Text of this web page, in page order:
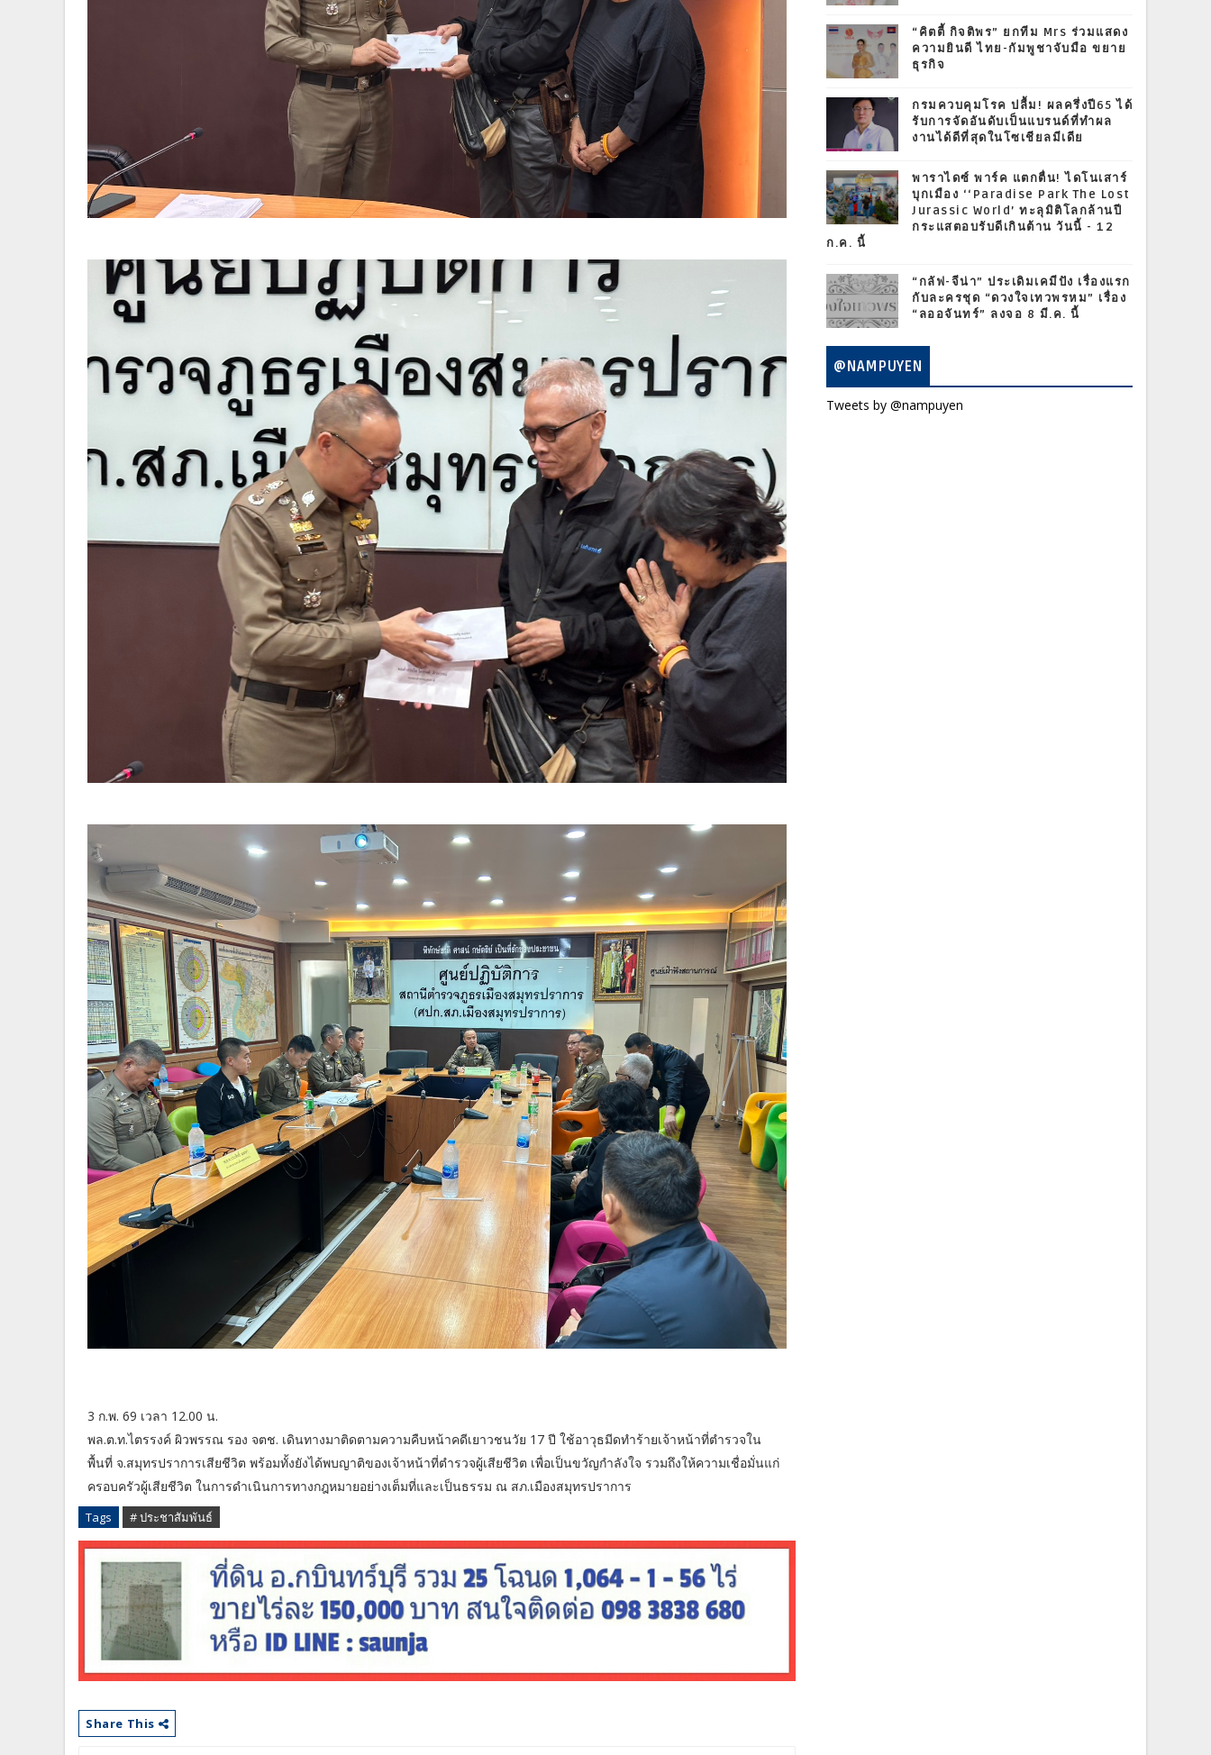
3 ก.พ. 69 เวลา 12.00 น.
พล.ต.ท.ไตรรงค์ ผิวพรรณ รอง จตช. เดินทางมาติดตามความคืบหน้าคดีเยาวชนวัย 17 ปี ใช้อาวุธมีดทำร้ายเจ้าหน้าที่ตำรวจใน
พื้นที่ จ.สมุทรปราการเสียชีวิต พร้อมทั้งยังได้พบญาติของเจ้าหน้าที่ตำรวจผู้เสียชีวิต เพื่อเป็นขวัญกำลังใจ รวมถึงให้ความเชื่อมั่นแก่
ครอบครัวผู้เสียชีวิต ในการดำเนินการทางกฎหมายอย่างเต็มที่และเป็นธรรม ณ สภ.เมืองสมุทรปราการ
Tags # ประชาสัมพันธ์
Share This
“คิตตี้ กิจติพร” ยกทีม Mrs ร่วมแสดง
ความยินดี ไทย-กัมพูชาจับมือ ขยาย
ธุรกิจ
กรมควบคุมโรค ปลื้ม! ผลครึ่งปี65 ได้
รับการจัดอันดับเป็นแบรนด์ที่ทำผล
งานได้ดีที่สุดในโซเชียลมีเดีย
พาราไดซ์ พาร์ค แตกตื่น! ไดโนเสาร์
บุกเมือง ‘‘Paradise Park The Lost
Jurassic World’ ทะลุมิติโลกล้านปี
กระแสตอบรับดีเกินต้าน วันนี้ - 12
ก.ค. นี้
“กลัฟ-จีน่า” ประเดิมเคมีปัง เรื่องแรก
กับละครชุด “ดวงใจเทวพรหม” เรื่อง
“ลออจันทร์” ลงจอ 8 มี.ค. นี้
@NAMPUYEN
Tweets by @nampuyen